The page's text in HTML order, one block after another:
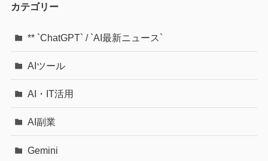
カテゴリー
** `ChatGPT` / `AI最新ニュース`
AIツール
AI・IT活用
AI副業
Gemini